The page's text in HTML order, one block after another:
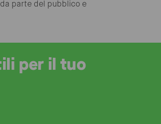
parte del pubblico e
per il tuo